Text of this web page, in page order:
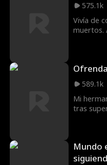
575.1k
Vivía de
muertos.
108º
un poco
589.1k
Mi
tras
humano,
renunció
Mundo